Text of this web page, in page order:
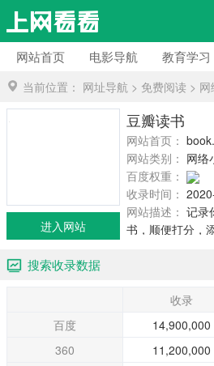
网站首页 电影导航 教育学习
当前位置： 网址导航 > 免费阅读 >
豆瓣读书
网站首页：
网站类别： 网络
百度权重：
收录时间：
网站描述： 记录
书，顺便打分，
进入网站
搜索收录数据
收录
百度
14,900,000
360
11,200,000